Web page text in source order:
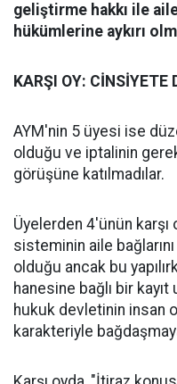
geliştirme hakkı ile
hükümlerine aykırı
KARŞI OY: CİNSİYETE
AYM'nin 5 üyesi ise
olduğu ve iptalinin
görüşüne katılmadılar.
Üyelerden 4'ünün
sisteminin aile
olduğu ancak bu
hanesine bağlı bir
hukuk devletinin insan
karakteriyle